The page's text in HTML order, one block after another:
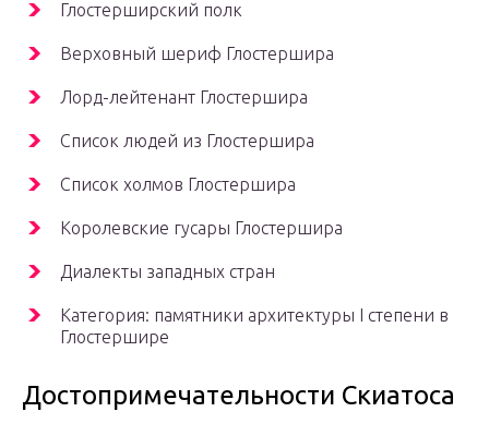
Глостерширский полк
Верховный шериф Глостершира
Лорд-лейтенант Глостершира
Список людей из Глостершира
Список холмов Глостершира
Королевские гусары Глостершира
Диалекты западных стран
Категория: памятники архитектуры I степени в
Глостершире
Достопримечательности Скиатоса